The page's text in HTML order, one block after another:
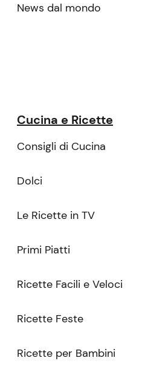
News dal mondo
Cucina e Ricette
Consigli di Cucina
Dolci
Le Ricette in TV
Primi Piatti
Ricette Facili e Veloci
Ricette Feste
Ricette per Bambini